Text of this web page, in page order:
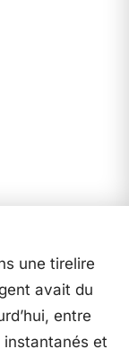
une tirelire
avait du
entre
et